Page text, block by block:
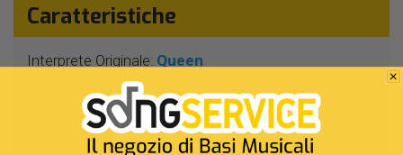
Caratteristiche
Interprete Originale: Queen
Pop/rock
B.May - F.Mercury - J.Deacon - R.Taylor
3 Min 20 Sec